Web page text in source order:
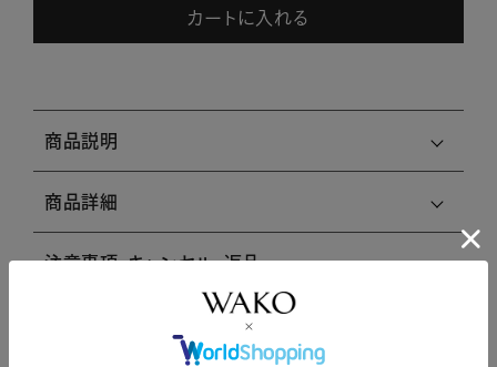
カートに入れる
商品説明
商品詳細
注意事項・キャンセル・返品